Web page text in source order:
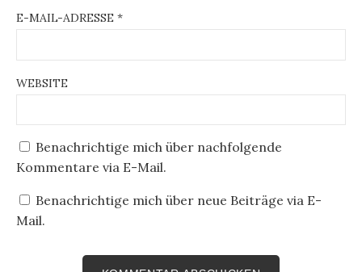
E-MAIL-ADRESSE *
WEBSITE
Benachrichtige mich über nachfolgende
Kommentare via E-Mail.
Benachrichtige mich über neue Beiträge via E-
Mail.